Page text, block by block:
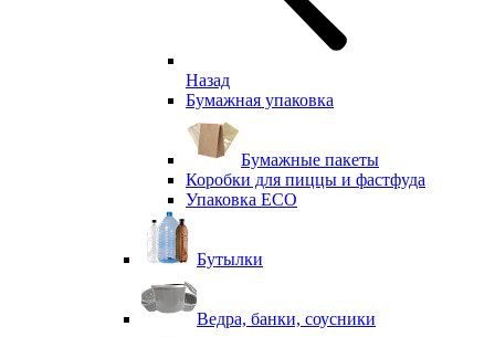
Назад
Бумажная упаковка
Бумажные пакеты
Коробки для пиццы и фастфуда
Упаковка ECO
Бутылки
Ведра, банки, соусники